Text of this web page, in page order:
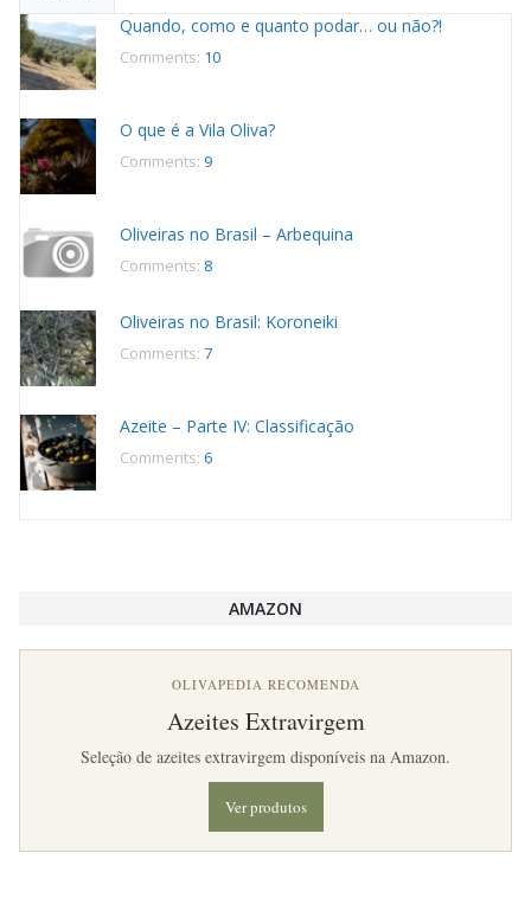
Quando, como e quanto podar… ou não?!
Comments: 10
O que é a Vila Oliva?
Comments: 9
Oliveiras no Brasil – Arbequina
Comments: 8
Oliveiras no Brasil: Koroneiki
Comments: 7
Azeite – Parte IV: Classificação
Comments: 6
AMAZON
OLIVAPEDIA RECOMENDA
Azeites Extravirgem
Seleção de azeites extravirgem disponíveis na Amazon.
Ver produtos